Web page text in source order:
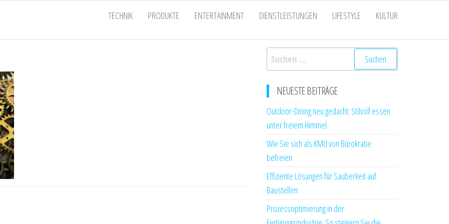
TECHNIK PRODUKTE ENTERTAINMENT DIENSTLEISTUNGEN LIFESTYLE KULTUR
Suchen
nach:
NEUESTE BEITRÄGE
Outdoor-Dining neu gedacht: Stilvoll essen
unter freiem Himmel
Wie Sie sich als KMU von Bürokratie
befreien
Effiziente Lösungen für Sauberkeit auf
Baustellen
Prozessoptimierung in der